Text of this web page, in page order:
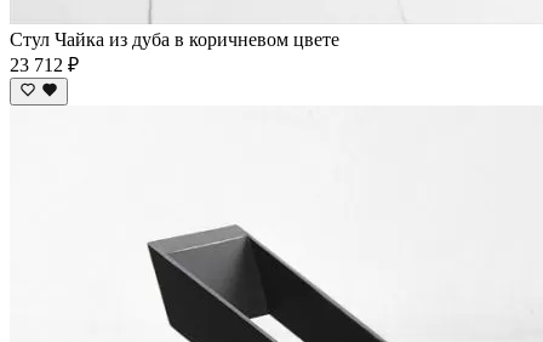
Стул Чайка из дуба в коричневом цвете
23 712 ₽